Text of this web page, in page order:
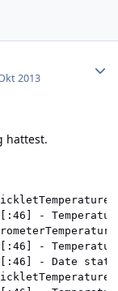
2013
hattest.
-
-
- Date